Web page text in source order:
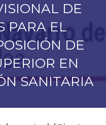
DE
PARA EL
DE
EN
SANITARIA